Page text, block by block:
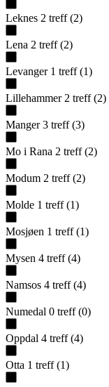
Leknes 2 treff (2)
Lena 2 treff (2)
Levanger 1 treff (1)
Lillehammer 2 treff (2)
Manger 3 treff (3)
Mo i Rana 2 treff (2)
Modum 2 treff (2)
Molde 1 treff (1)
Mosjøen 1 treff (1)
Mysen 4 treff (4)
Namsos 4 treff (4)
Numedal 0 treff (0)
Oppdal 4 treff (4)
Otta 1 treff (1)